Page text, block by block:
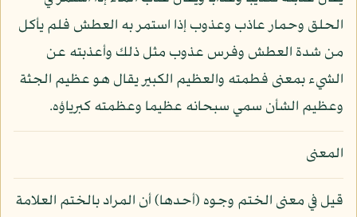
الحلق وحمار عاذب وعذوب إذا استمر به العطش فلم يأكل
من شدة العطش وفرس عذوب مثل ذلك وأعذبته عن
الشيء بمعنى فطمته والعظيم الكبير يقال هو عظيم الجثة
وعظيم الشأن سمي سبحانه عظيما وعظمته كبرياؤه.
المعنى
قيل في معنى الختم وجوه (أحدها) أن المراد بالختم العلامة